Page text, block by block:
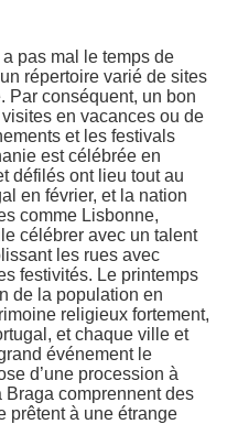
a pas mal le temps de
répertoire varié de sites
Par conséquent, un bon
en vacances ou de
et les festivals
est célébrée en
défilés ont lieu tout au
en février, et la nation
comme Lisbonne,
célébrer avec un talent
les rues avec
festivités. Le printemps
de la population en
religieux fortement,
et chaque ville et
événement le
d’une procession à
comprennent des
prêtent à une étrange